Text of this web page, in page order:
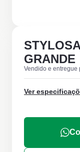
GRANDE
Vendido e entregue
Ver